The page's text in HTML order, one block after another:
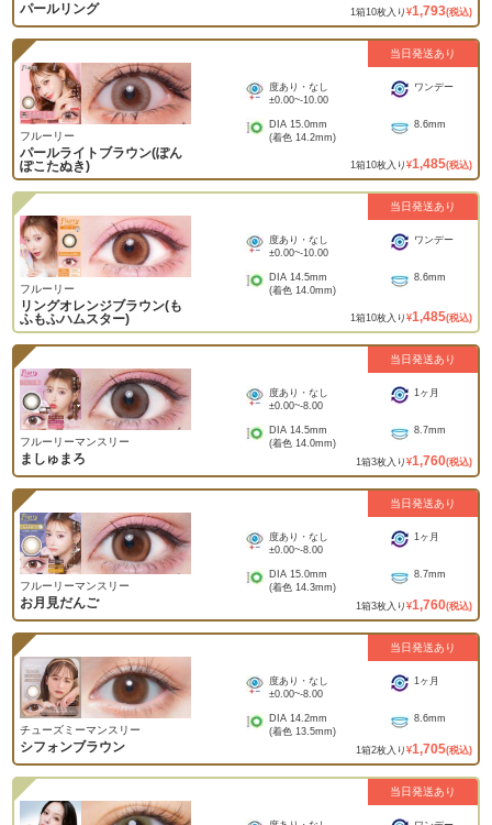
パールリング 1箱10枚入り ¥1,793(税込)
当日発送あり
フルーリー
パールライトブラウン(ぽん
ぽこたぬき)
度あり・なし
±0.00~-10.00
ワンデー
DIA 15.0mm
(着色 14.2mm)
8.6mm
1箱10枚入り ¥1,485(税込)
当日発送あり
フルーリー
リングオレンジブラウン(も
ふもふハムスター)
度あり・なし
±0.00~-10.00
ワンデー
DIA 14.5mm
(着色 14.0mm)
8.6mm
1箱10枚入り ¥1,485(税込)
当日発送あり
フルーリーマンスリー
ましゅまろ
度あり・なし
±0.00~-8.00
1ヶ月
DIA 14.5mm
(着色 14.0mm)
8.7mm
1箱3枚入り ¥1,760(税込)
当日発送あり
フルーリーマンスリー
お月見だんご
度あり・なし
±0.00~-8.00
1ヶ月
DIA 15.0mm
(着色 14.3mm)
8.7mm
1箱3枚入り ¥1,760(税込)
当日発送あり
チューズミーマンスリー
シフォンブラウン
度あり・なし
±0.00~-8.00
1ヶ月
DIA 14.2mm
(着色 13.5mm)
8.6mm
1箱2枚入り ¥1,705(税込)
当日発送あり